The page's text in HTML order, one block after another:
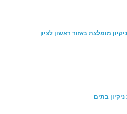
מומלצת באזור ראשון לציון
בתים